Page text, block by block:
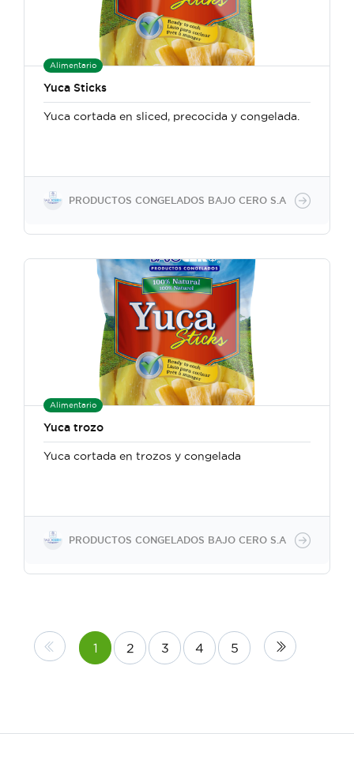
Alimentario
Yuca Sticks
Yuca cortada en sliced, precocida y congelada.
PRODUCTOS CONGELADOS BAJO CERO S.A
Alimentario
Yuca trozo
Yuca cortada en trozos y congelada
PRODUCTOS CONGELADOS BAJO CERO S.A
1 2 3 4 5